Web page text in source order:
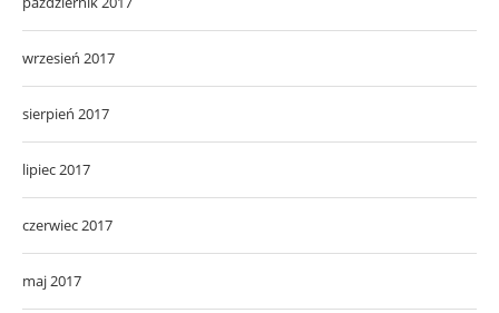
wrzesień 2017
sierpień 2017
lipiec 2017
czerwiec 2017
maj 2017